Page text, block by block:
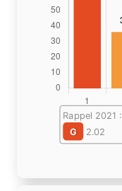
Rappel 2021 :
G
2.02